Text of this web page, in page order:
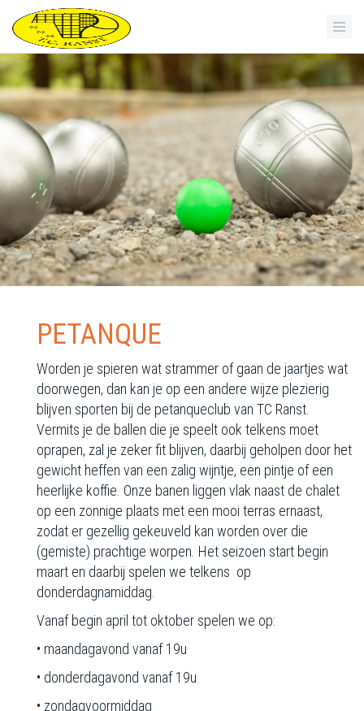
PETANQUE
Worden je spieren wat strammer of gaan de jaartjes wat
doorwegen, dan kan je op een andere wijze plezierig
blijven sporten bij de petanqueclub van TC Ranst.
Vermits je de ballen die je speelt ook telkens moet
oprapen, zal je zeker fit blijven, daarbij geholpen door het
gewicht heffen van een zalig wijntje, een pintje of een
heerlijke koffie. Onze banen liggen vlak naast de chalet
op een zonnige plaats met een mooi terras ernaast,
zodat er gezellig gekeuveld kan worden over die
(gemiste) prachtige worpen. Het seizoen start begin
maart en daarbij spelen we telkens op
donderdagnamiddag.
Vanaf begin april tot oktober spelen we op:
• maandagavond vanaf 19u
• donderdagavond vanaf 19u
• zondagvoormiddag